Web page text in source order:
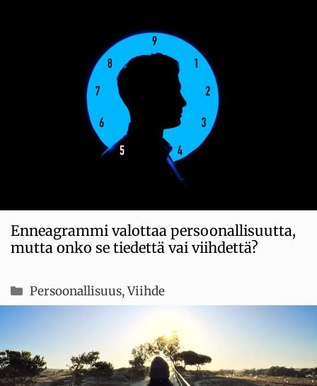
Enneagrammi valottaa persoonallisuutta,
mutta onko se tiedettä vai viihdettä?
Kategoriat
Persoonallisuus,Viihde